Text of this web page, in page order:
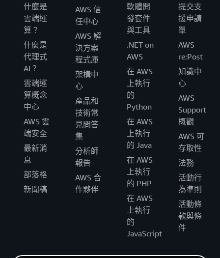
什麼是
雲端運
算？
什麼是
代理式
AI？
雲端運
算概念
中心
AWS 雲
端安全
最新消
息
部落格
新聞稿
AWS 信
任中心
AWS 解
決方案
程式庫
架構中
心
產品和
技術常
見問答
集
分析師
報告
AWS 合
作夥伴
軟體開
發套件
與工具
.NET on
AWS
在 AWS
上執行
的
Python
在 AWS
上執行
的 Java
在 AWS
上執行
的 PHP
在 AWS
上執行
的
JavaScript
提交支
援申請
單
AWS
re:Post
知識中
心
AWS
Support
概觀
AWS 可
存取性
法務
活動行
為準則
活動條
款與條
件